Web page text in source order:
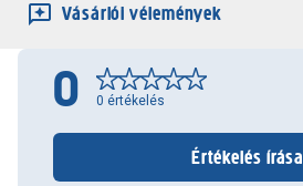
Vásárlói vélemények
0 0 értékelés
Értékelés írása